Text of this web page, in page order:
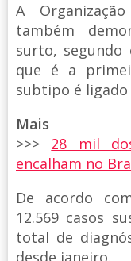
A
também
surto, segundo
que é a
subtipo é ligado
Mais
>>> 28 mil
encalham no
De acordo
12.569 casos
total de